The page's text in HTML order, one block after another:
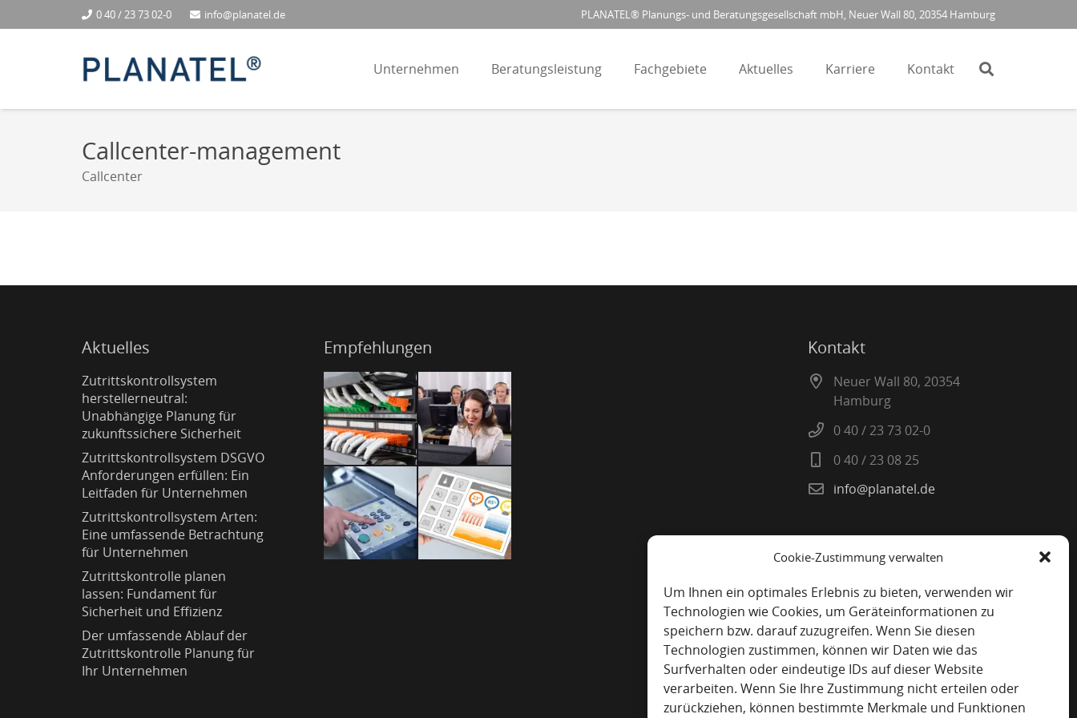
Cookie-Zustimmung verwalten
Um Ihnen ein optimales Erlebnis zu bieten, verwenden wir
Technologien wie Cookies, um Geräteinformationen zu
speichern bzw. darauf zuzugreifen. Wenn Sie diesen
Technologien zustimmen, können wir Daten wie das
Surfverhalten oder eindeutige IDs auf dieser Website
verarbeiten. Wenn Sie Ihre Zustimmung nicht erteilen oder
zurückziehen, können bestimmte Merkmale und Funktionen
0 40 / 23 73 02-0 info@planatel.de PLANATEL® Planungs- und Beratungsgesellschaft mbH, Neuer Wall 80, 20354 Hamburg
Unternehmen Beratungsleistung Fachgebiete Aktuelles Karriere Kontakt
Callcenter-management
Callcenter
Aktuelles
Zutrittskontrollsystem
herstellerneutral:
Unabhängige Planung für
zukunftssichere Sicherheit
Zutrittskontrollsystem DSGVO
Anforderungen erfüllen: Ein
Leitfaden für Unternehmen
Zutrittskontrollsystem Arten:
Eine umfassende Betrachtung
für Unternehmen
Zutrittskontrolle planen
lassen: Fundament für
Sicherheit und Effizienz
Der umfassende Ablauf der
Zutrittskontrolle Planung für
Ihr Unternehmen
Empfehlungen Kontakt
Neuer Wall 80, 20354
Hamburg
0 40 / 23 73 02-0
0 40 / 23 08 25
info@planatel.de